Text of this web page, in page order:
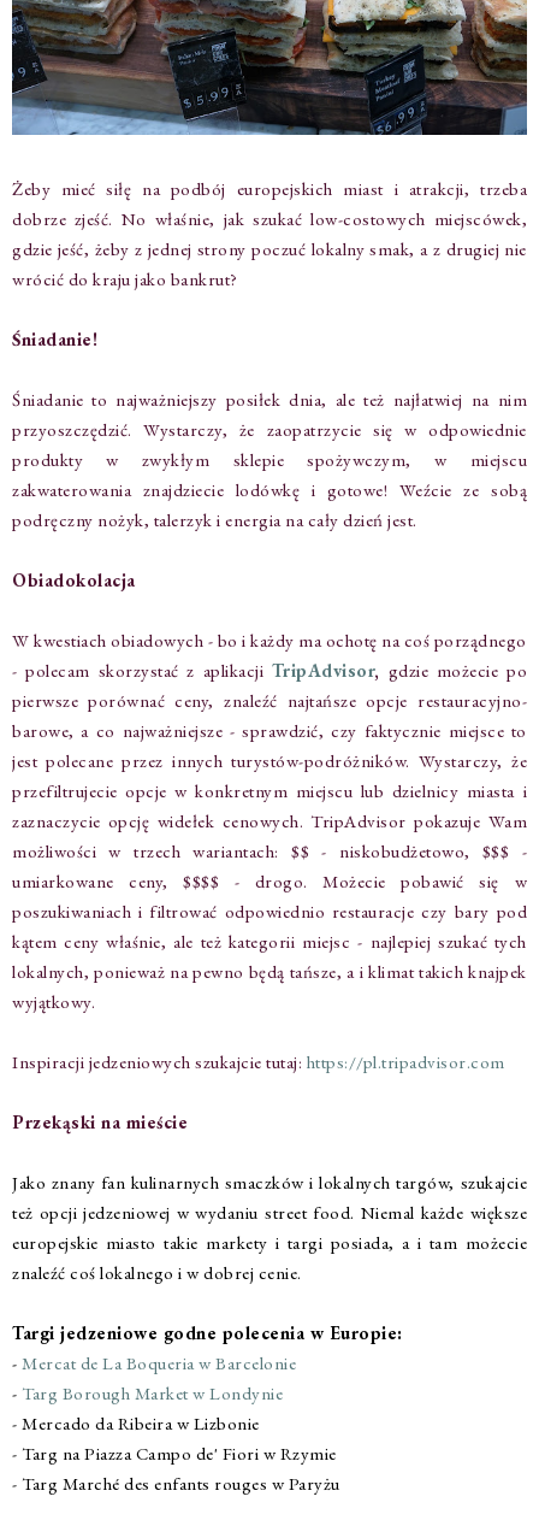
Żeby mieć siłę na podbój europejskich miast i atrakcji, trzeba
dobrze zjeść. No właśnie, jak szukać low-costowych miejscówek,
gdzie jeść, żeby z jednej strony poczuć lokalny smak, a z drugiej nie
wrócić do kraju jako bankrut?
Śniadanie!
Śniadanie to najważniejszy posiłek dnia, ale też najłatwiej na nim
przyoszczędzić. Wystarczy, że zaopatrzycie się w odpowiednie
produkty w zwykłym sklepie spożywczym, w miejscu
zakwaterowania znajdziecie lodówkę i gotowe! Weźcie ze sobą
podręczny nożyk, talerzyk i energia na cały dzień jest.
Obiadokolacja
W kwestiach obiadowych - bo i każdy ma ochotę na coś porządnego
- polecam skorzystać z aplikacji TripAdvisor, gdzie możecie po
pierwsze porównać ceny, znaleźć najtańsze opcje restauracyjno-
barowe, a co najważniejsze - sprawdzić, czy faktycznie miejsce to
jest polecane przez innych turystów-podróżników. Wystarczy, że
przefiltrujecie opcje w konkretnym miejscu lub dzielnicy miasta i
zaznaczycie opcję widełek cenowych. TripAdvisor pokazuje Wam
możliwości w trzech wariantach: $$ - niskobudżetowo, $$$ -
umiarkowane ceny, $$$$ - drogo.Możecie pobawić się w
poszukiwaniach i filtrować odpowiednio restauracje czy bary pod
kątem ceny właśnie, ale też kategorii miejsc - najlepiej szukać tych
lokalnych, ponieważ na pewno będą tańsze, a i klimat takich knajpek
wyjątkowy.
Inspiracji jedzeniowych szukajcie tutaj: https://pl.tripadvisor.com
Przekąski na mieście
Jako znany fan kulinarnych smaczków i lokalnych targów, szukajcie
też opcji jedzeniowej w wydaniu street food. Niemal każde większe
europejskie miasto takie markety i targi posiada, a i tam możecie
znaleźć coś lokalnego i w dobrej cenie.
Targi jedzeniowe godne polecenia w Europie:
- Mercat de La Boqueria w Barcelonie
- Targ Borough Market w Londynie
- Mercado da Ribeira w Lizbonie
- Targ na Piazza Campo de' Fiori w Rzymie
- Targ Marché des enfants rouges w Paryżu